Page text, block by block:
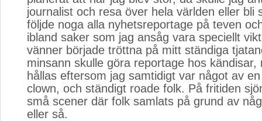
journalist och resa över hela världen eller bli
följde noga alla nyhetsreportage på teven
ibland saker som jag ansåg vara speciellt
vänner började tröttna på mitt ständiga
minsann skulle göra reportage hos kändisar,
hållas eftersom jag samtidigt var något av
clown, och ständigt roade folk. På fritiden
små scener där folk samlats på grund av
eller så.